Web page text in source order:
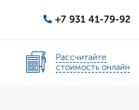
+7 931 41-79-92
Рассчитайте
стоимость онлайн